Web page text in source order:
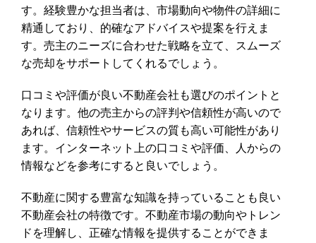
す。経験豊かな担当者は、市場動向や物件の詳細に
精通しており、的確なアドバイスや提案を行えま
す。売主のニーズに合わせた戦略を立て、スムーズ
な売却をサポートしてくれるでしょう。
口コミや評価が良い不動産会社も選びのポイントと
なります。他の売主からの評判や信頼性が高いので
あれば、信頼性やサービスの質も高い可能性があり
ます。インターネット上の口コミや評価、人からの
情報などを参考にすると良いでしょう。
不動産に関する豊富な知識を持っていることも良い
不動産会社の特徴です。不動産市場の動向やトレン
ドを理解し、正確な情報を提供することができま